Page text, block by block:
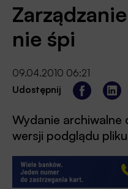
nie śpi
09.04.2010 06:21
Udostępnij
Wydanie
wersji podglądu pliku